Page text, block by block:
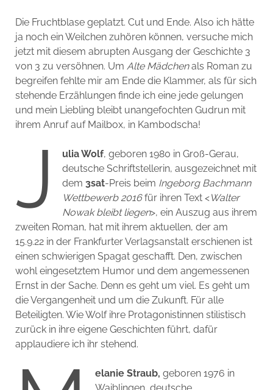
Die Fruchtblase geplatzt. Cut und Ende. Also ich hätte
ja noch ein Weilchen zuhören können, versuche mich
jetzt mit diesem abrupten Ausgang der Geschichte 3
von 3 zu versöhnen. Um Alte Mädchenals Roman zu
begreifen fehlte mir am Ende die Klammer, als für sich
stehende Erzählungen finde ich eine jede gelungen
und mein Liebling bleibt unangefochten Gudrun mit
ihrem Anruf auf Mailbox, in Kambodscha!
J ulia Wolf, geboren 1980 in Groß-Gerau,
deutsche Schriftstellerin, ausgezeichnet mit
dem3sat-Preis beim Ingeborg Bachmann
Wettbewerb 2016für ihren Text <Walter
Nowak bleibt liegen>, ein Auszug aus ihrem
zweiten Roman, hat mit ihrem aktuellen, der am
15.9.22 in der Frankfurter Verlagsanstalt erschienen ist
einen schwierigen Spagat geschafft. Den, zwischen
wohl eingesetztem Humor und dem angemessenen
Ernst in der Sache. Denn es geht um viel. Es geht um
die Vergangenheit und um die Zukunft. Für alle
Beteiligten. Wie Wolf ihre Protagonistinnen stilistisch
zurück in ihre eigene Geschichten führt, dafür
applaudiere ich ihr stehend.
elanie Straub, geboren 1976 in